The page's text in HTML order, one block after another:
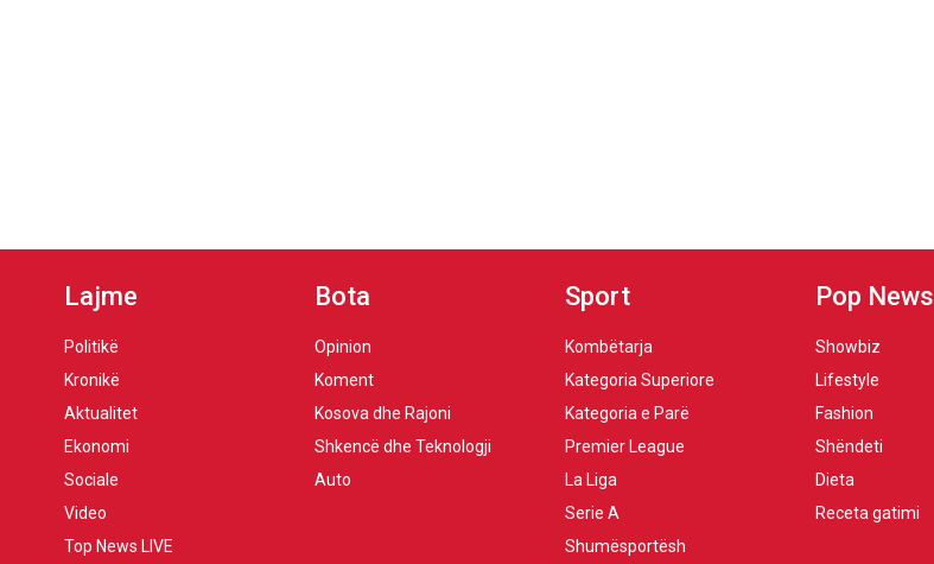
Lajme
Politikë
Kronikë
Aktualitet
Ekonomi
Sociale
Video
Top News LIVE
Bota
Opinion
Koment
Kosova dhe Rajoni
Shkencë dhe Teknologji
Auto
Sport
Kombëtarja
Kategoria Superiore
Kategoria e Parë
Premier League
La Liga
Serie A
Shumësportësh
Pop News
Showbiz
Lifestyle
Fashion
Shëndeti
Dieta
Receta gatimi